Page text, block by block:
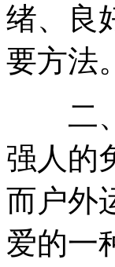
绪、良
要方法。
二、
强人的
而户外
爱的一